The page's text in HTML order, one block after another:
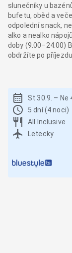
slunečníky u
bufetu, oběd a
odpolední snack,
alko a nealko
doby (9.00–24.00)
obdržíte po
St 30.9. – Ne
5 dní (4 noci)
All Inclusive
Letecky